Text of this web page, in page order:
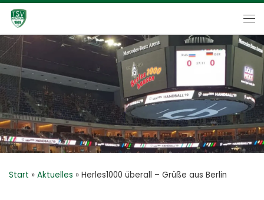
Zum Inhalt springen
Start » Aktuelles » Herles1000 überall – Grüße aus Berlin